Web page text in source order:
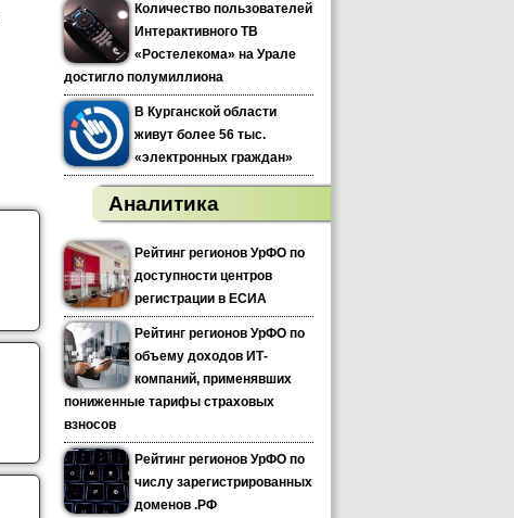
Количество пользователей
Интерактивного ТВ
«Ростелекома» на Урале
достигло полумиллиона
В Курганской области
живут более 56 тыс.
«электронных граждан»
Аналитика
Рейтинг регионов УрФО по
доступности центров
регистрации в ЕСИА
Рейтинг регионов УрФО по
объему доходов ИТ-
компаний, применявших
пониженные тарифы страховых
взносов
Рейтинг регионов УрФО по
числу зарегистрированных
доменов .РФ